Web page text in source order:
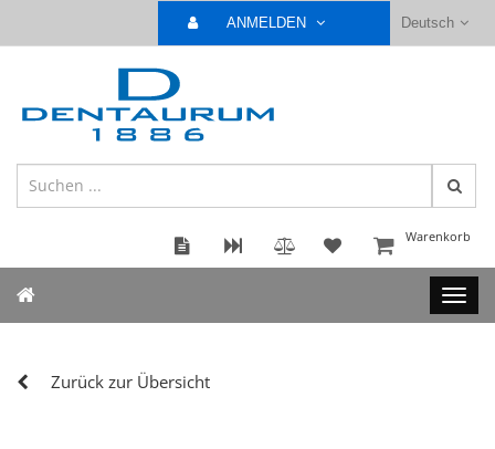
Deutsch
ANMELDEN
Warenkorb
Zurück zur Übersicht